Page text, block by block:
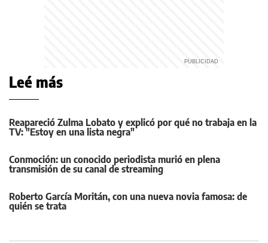
Leé más
Reapareció Zulma Lobato y explicó por qué no trabaja en la
TV: "Estoy en una lista negra"
Conmoción: un conocido periodista murió en plena
transmisión de su canal de streaming
Roberto García Moritán, con una nueva novia famosa: de
quién se trata